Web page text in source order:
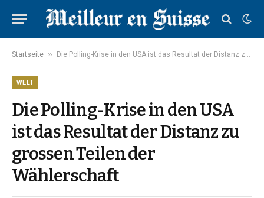
Startseite » Die Polling-Krise in den USA ist das Resultat der Distanz zu grossen Teilen der Wählerschaft
WELT
Die Polling-Krise in den USA
ist das Resultat der Distanz zu
grossen Teilen der
Wählerschaft